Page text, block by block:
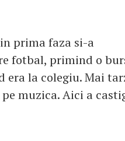
prima faza si-a
fotbal, primind o
era la colegiu. Mai
muzica. Aici a